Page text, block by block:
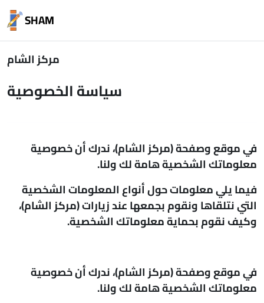
Skip to main content
SHAM
مركز الشام
سياسة الخصوصية
في موقع وصفحة (مركز الشام)، ندرك أن خصوصية
معلوماتك الشخصية هامة لك ولنا.
فيما يلي معلومات حول أنواع المعلومات الشخصية
التي نتلقاها ونقوم بجمعها عند زيارات (مركز الشام)،
وكيف نقوم بحماية معلوماتك الشخصية.
في موقع وصفحة (مركز الشام)، ندرك أن خصوصية
معلوماتك الشخصية هامة لك ولنا.